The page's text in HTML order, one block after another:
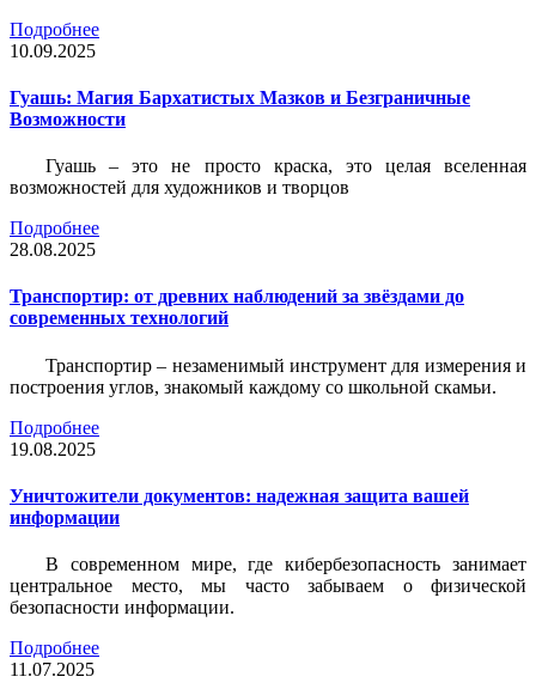
Подробнее
10.09.2025
Гуашь: Магия Бархатистых Мазков и Безграничные
Возможности
Гуашь – это не просто краска, это целая вселенная
возможностей для художников и творцов
Подробнее
28.08.2025
Транспортир: от древних наблюдений за звёздами до
современных технологий
Транспортир – незаменимый инструмент для измерения и
построения углов, знакомый каждому со школьной скамьи.
Подробнее
19.08.2025
Уничтожители документов: надежная защита вашей
информации
В современном мире, где кибербезопасность занимает
центральное место, мы часто забываем о физической
безопасности информации.
Подробнее
11.07.2025